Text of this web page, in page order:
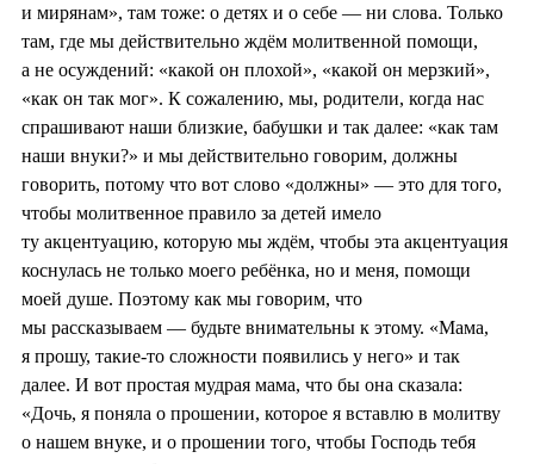
и мирянам», там тоже: о детях и о себе — ни слова. Только
там, где мы действительно ждём молитвенной помощи,
а не осуждений: «какой он плохой», «какой он мерзкий»,
«как он так мог». К сожалению, мы, родители, когда нас
спрашивают наши близкие, бабушки и так далее: «как там
наши внуки?» и мы действительно говорим, должны
говорить, потому что вот слово «должны» — это для того,
чтобы молитвенное правило за детей имело
ту акцентуацию, которую мы ждём, чтобы эта акцентуация
коснулась не только моего ребёнка, но и меня, помощи
моей душе. Поэтому как мы говорим, что
мы рассказываем — будьте внимательны к этому. «Мама,
я прошу, такие-то сложности появились у него» и так
далее. И вот простая мудрая мама, что бы она сказала:
«Дочь, я поняла о прошении, которое я вставлю в молитву
о нашем внуке, и о прошении того, чтобы Господь тебя